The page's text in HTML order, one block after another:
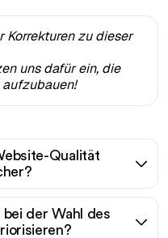
Korrekturen zu dieser
uns dafür ein, die
Qualität
der Wahl des